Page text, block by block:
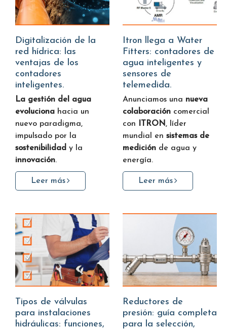
Digitalización de la
red hídrica: las
ventajas de los
contadores
inteligentes.
La gestión del agua
evoluciona hacia un
nuevo paradigma,
impulsado por la
sostenibilidad y la
innovación.
Leer más
Itron llega a Water
Fitters: contadores de
agua inteligentes y
sensores de
telemedida.
Anunciamos una nueva
colaboración comercial
con ITRON, líder
mundial en sistemas de
medición de agua y
energía.
Leer más
Tipos de válvulas
para instalaciones
hidráulicas: funciones,
Reductores de
presión: guía completa
para la selección,